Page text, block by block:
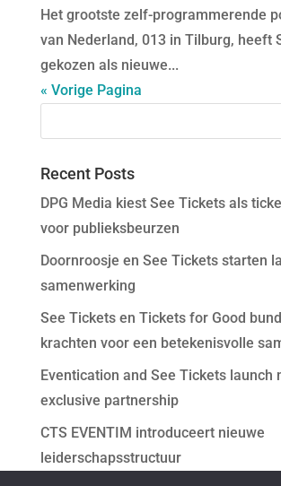
Het grootste zelf-programmerende
van Nederland, 013 in Tilburg, heeft
gekozen als nieuwe...
« Vorige Pagina
Recent Posts
DPG Media kiest See Tickets als
voor publieksbeurzen
Doornroosje en See Tickets starten
samenwerking
See Tickets en Tickets for Good
krachten voor een betekenisvolle
Eventication and See Tickets launch
exclusive partnership
CTS EVENTIM introduceert nieuwe
leiderschapsstructuur